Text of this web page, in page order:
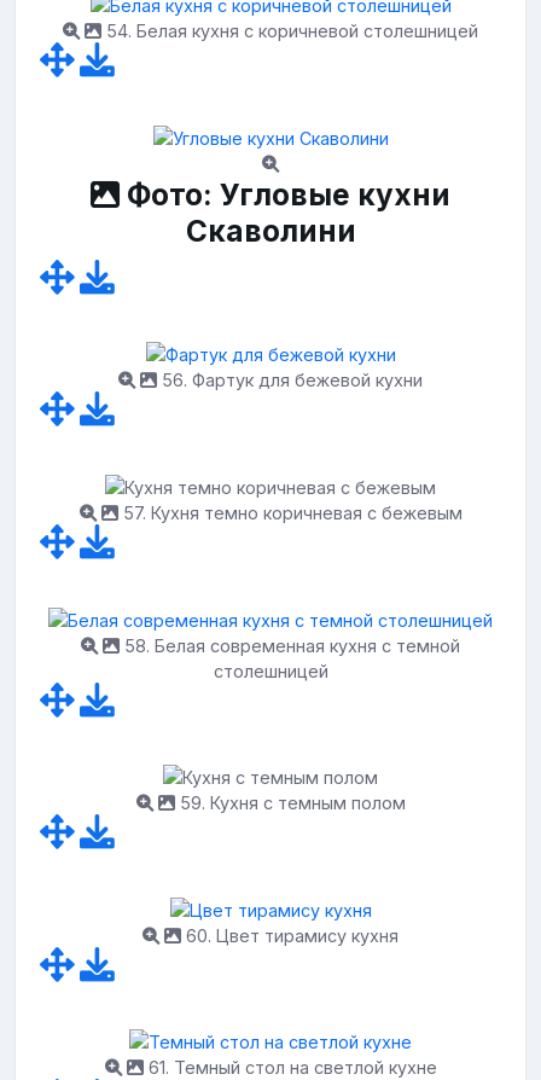
54. Белая кухня с коричневой столешницей
Фото: Угловые кухни
Скаволини
56. Фартук для бежевой кухни
57. Кухня темно коричневая с бежевым
58. Белая современная кухня с темной
столешницей
59. Кухня с темным полом
60. Цвет тирамису кухня
61. Темный стол на светлой кухне